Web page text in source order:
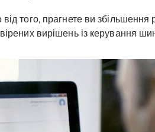
того, прагнете ви збільшення
вирішень із керування